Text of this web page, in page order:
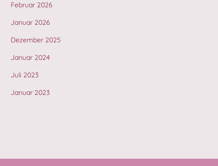
Februar 2026
Januar 2026
Dezember 2025
Januar 2024
Juli 2023
Januar 2023